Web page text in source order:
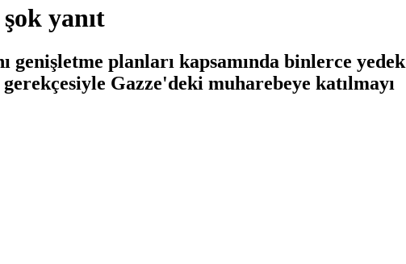
yanıt
genişletme planları kapsamında binlerce yedek
Gazze'deki muharebeye katılmayı